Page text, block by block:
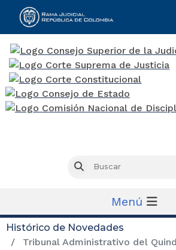
Buscar
Menú
Histórico de Novedades
Tribunal Administrativo del